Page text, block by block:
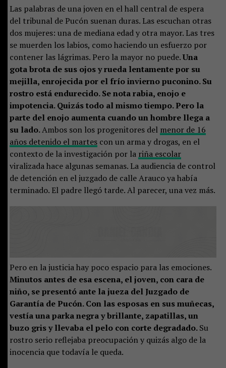
Las palabras de una joven en el hall central de espera
del tribunal de Pucón suenan duras. Las escuchan otras
dos mujeres: una de mediana edad y otra mayor. Las tres
se muerden los labios, como haciendo un esfuerzo por
contener las lágrimas. Pero la mayor no puede.Una
gota brota de sus ojos y rueda lentamente por su
mejilla, enrojecida por el frío invierno puconino. Su
rostro está endurecido. Se nota rabia, enojo e
impotencia. Quizás todo al mismo tiempo. Pero la
parte del enojo aumenta cuando un hombre llega a
su lado.Ambos son los progenitores del menor de 16
años detenido el martescon un arma y drogas, en el
contexto de la investigación por la riña escolar
viralizada hace algunas semanas. La audiencia de control
de detención en el juzgado de calle Arauco ya había
terminado. El padre llegó tarde. Al parecer, una vez más.
Pero en la justicia hay poco espacio para las emociones.
Minutos antes de esa escena, el joven, con cara de
niño, se presentó ante la jueza del Juzgado de
Garantía de Pucón. Con las esposas en sus muñecas,
vestía una parka negra y brillante, zapatillas, un
buzo gris y llevaba el pelo con corte degradado.Su
rostro serio reflejaba preocupación y quizás algo de la
inocencia que todavía le queda.